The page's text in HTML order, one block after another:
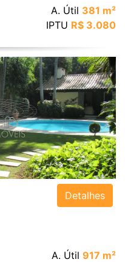
A. Útil 381 m²
IPTU R$ 3.080
Detalhes
A. Útil 917 m²